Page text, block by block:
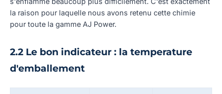
la raison pour laquelle nous avons retenu cette chimie
pour toute la gamme AJ Power.
2.2 Le bon indicateur : la temperature
d'emballement